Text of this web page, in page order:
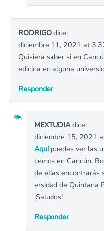
RODRIGO dice:
diciembre 11, 2021 at
Quisiera saber si en
edicina en alguna
Responder
MEXTUDIAdice:
diciembre 15, 2021
Aquípuedes ver las
cemos en Cancún,
de ellas encontrarás
ersidad de Quintana
¡Saludos!
Responder